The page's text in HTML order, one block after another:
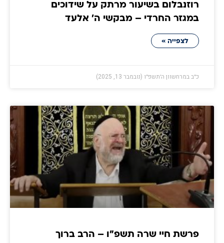
רוזנבלום בשיעור מרתק על שידוכים
במגזר החרדי – מבקשי ה' אלעד
לצפייה »
כ״ב במרחשוון ה׳תשפ״ו (נובמבר 13, 2025)
פרשת חיי שרה תשפ"ו – הרב ברוך